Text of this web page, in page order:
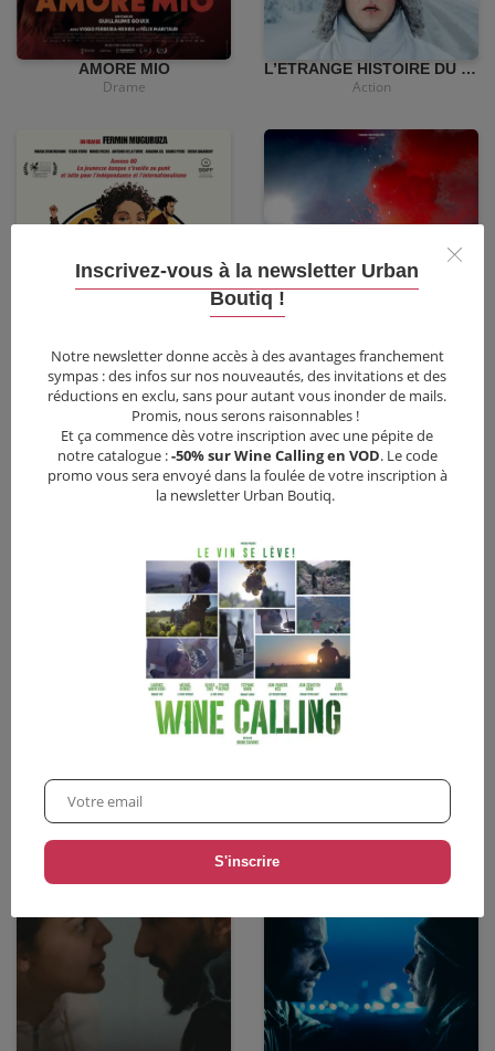
AMORE MIO
Drame
L’ETRANGE HISTOIRE DU COUPEUR DE BOIS
Action
• 4,90€
BLACK IS BELTZA II : AINHOA
Action • Animation
IL NOUS RESTE LA COLÈRE
Documentaire
12,00€
La Femme du Fossoyeur
Drame
SHABU
12,00
• 3,90€
Inscrivez-vous à la newsletter Urban
Boutiq !
Notre newsletter donne accès à des avantages franchement
sympas : des infos sur nos nouveautés, des invitations et des
réductions en exclu, sans pour autant vous inonder de mails.
Promis, nous serons raisonnables !
Et ça commence dès votre inscription avec une pépite de
notre catalogue :-50% sur Wine Calling en VOD. Le code
promo vous sera envoyé dans la foulée de votre inscription à
la newsletter Urban Boutiq.